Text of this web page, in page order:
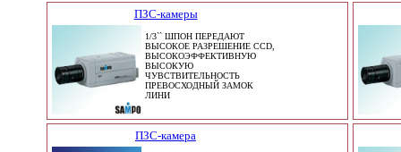
ПЗС-камеры
1/3`` ШПОН ПЕРЕДАЮТ
ВЫСОКОЕ РАЗРЕШЕНИЕ CCD,
ВЫСОКОЭФФЕКТИВНУЮ
ВЫСОКУЮ
ЧУВСТВИТЕЛЬНОСТЬ
ПРЕВОСХОДНЫЙ ЗАМОК
ЛИНИ
ПЗС-камера